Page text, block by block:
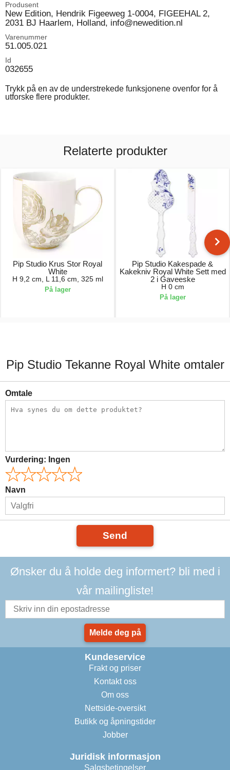
Produsent
New Edition, Hendrik Figeeweg 1-0004, FIGEEHAL 2,
2031 BJ Haarlem, Holland, info@newedition.nl
Varenummer
51.005.021
Id
032655
Trykk på en av de understrekede funksjonene ovenfor for å
utforske flere produkter.
Relaterte produkter
Pip Studio Krus Stor Royal
White
H 9,2 cm, L 11,6 cm, 325 ml
På lager
Pip Studio Kakespade &
Kakekniv Royal White Sett med
2 i Gaveeske
H 0 cm
På lager
Pip Studio Tekanne Royal White omtaler
Omtale
Vurdering: Ingen
Navn
Send
Ønsker du å holde deg informert? bli med i
vår mailingliste!
Melde deg på
Kundeservice
Frakt og priser
Kontakt oss
Om oss
Nettside-oversikt
Butikk og åpningstider
Jobber
Juridisk informasjon
Salgsbetingelser